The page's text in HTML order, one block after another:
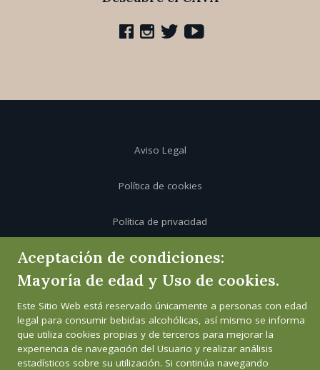
Aviso Legal
Política de cookies
Política de privacidad
Canal de informante
Aceptación de condiciones:
Mayoría de edad y Uso de cookies.
Este Sitio Web está reservado únicamente a personas con edad
legal para consumir bebidas alcohólicas, así mismo se informa
que utiliza cookies propias y de terceros para mejorar la
experiencia de navegación del Usuario y realizar análisis
estadísticos sobre su utilización. Si continúa navegando